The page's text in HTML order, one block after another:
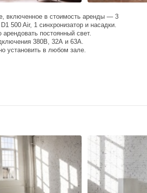
включенное в стоимость аренды — 3
500 Air, 1 синхронизатор и насадки.
постоянный свет.
380В, 32А и 63А.
установить в любом зале.